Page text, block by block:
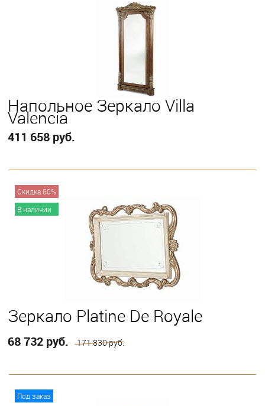
Напольное Зеркало Villa
Valencia
411 658 руб.
Скидка 60%
В наличии
Зеркало Platine De Royale
68 732 руб. 171 830 руб.
Под заказ